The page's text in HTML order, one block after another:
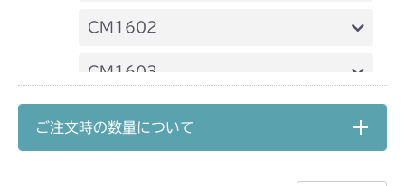
ミッション HT051A FIG10 ブレーキ
CM1602
ミッション FIG6 ブレーキ
CM1603
ご注文時の数量について